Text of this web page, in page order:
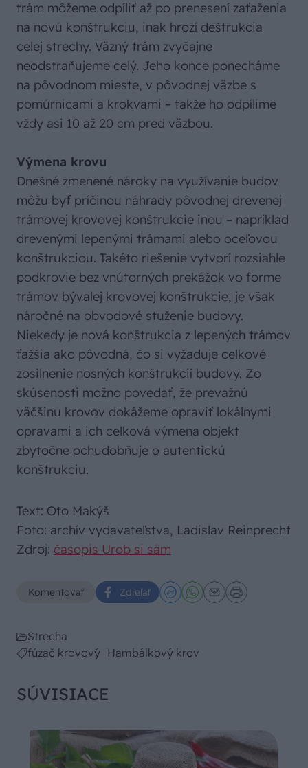
trám môžeme odpíliť až po prenesení zaťaženia
na novú konštrukciu, inak hrozí deštrukcia
celej strechy. Väzný trám zvyčajne
neodstraňujeme celý. Jeho konce ponecháme
na pôvodnom mieste, v pôvodnej väzbe s
pomúrnicami a krokvami – takže ho odpílime
vždy asi 10 až 20 cm pred väzbou.
Výmena krovu
Dnešné zmenené nároky na využívanie budov
môžu byť príčinou náhrady pôvodnej drevenej
trámovej krovovej konštrukcie inou – napríklad
drevenými lepenými trámami alebo oceľovou
konštrukciou. Takéto riešenie vytvorí rozsiahle
podkrovie bez vnútorných prekážok vo forme
trámov bývalej krovovej konštrukcie, je však
náročné na obvodové stuženie budovy.
Niekedy je nová konštrukcia z lepených trámov
ťažšia ako pôvodná, čo si vyžaduje celkové
zosilnenie nosných konštrukcií budovy. Zo
skúsenosti možno povedať, že prevažnú
väčšinu krovov dokážeme opraviť lokálnymi
opravami a ich celková výmena objekt
zbytočne ochudobňuje o autentickú
konštrukciu.
Text: Oto Makýš
Foto: archív vydavateľstva, Ladislav Reinprecht
Zdroj: časopis Urob si sám
Komentovať Zdieľať
Strecha
fúzač krovový
Hambálkový krov
SÚVISIACE